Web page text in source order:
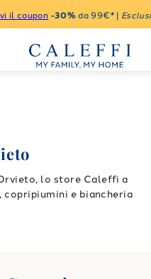
il coupon -30%da 99€* |
lo store Caleffi a
copripiumini e biancheria